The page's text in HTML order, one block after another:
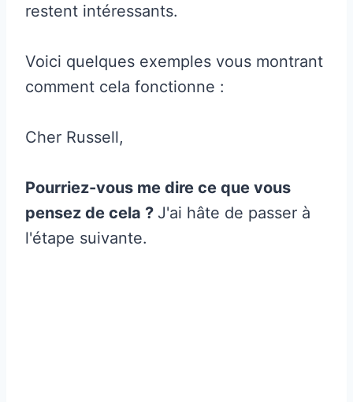
restent intéressants.
Voici quelques exemples vous montrant
comment cela fonctionne :
Cher Russell,
Pourriez-vous me dire ce que vous
pensez de cela ? J'ai hâte de passer à
l'étape suivante.